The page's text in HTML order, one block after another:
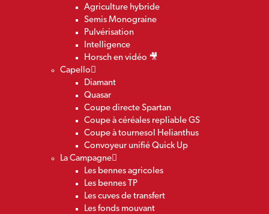
Agriculture hybride
Semis Monograine
Pulvérisation
Intelligence
Horsch en vidéo 🎥
Capello
Diamant
Quasar
Coupe directe Spartan
Coupe à céréales repliable GS
Coupe à tournesol Helianthus
Convoyeur unifié Quick Up
La Campagne
Les bennes agricoles
Les bennes TP
Les cuves de transfert
Les fonds mouvant